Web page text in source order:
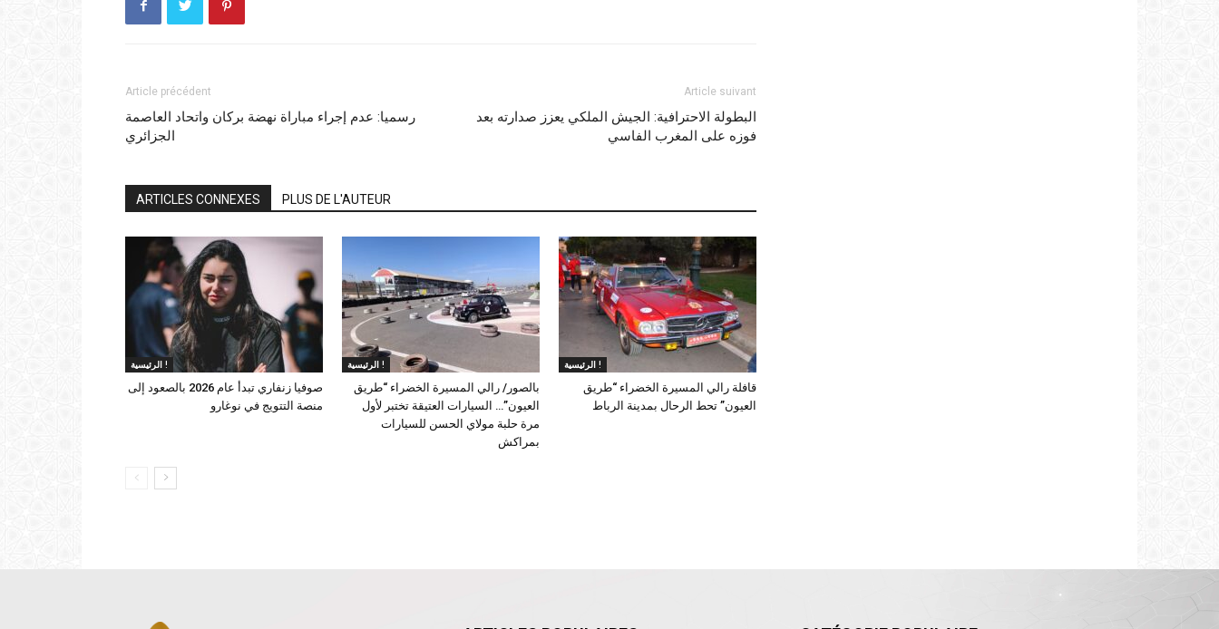
Article précédent
رسميا: عدم إجراء مباراة نهضة بركان واتحاد العاصمة
الجزائري
Article suivant
البطولة الاحترافية: الجيش الملكي يعزز صدارته بعد
فوزه على المغرب الفاسي
ARTICLES CONNEXES PLUS DE L'AUTEUR
الرئيسية !
صوفيا زنفاري تبدأ عام 2026 بالصعود إلى
منصة التتويج في نوغارو
الرئيسية !
بالصور/ رالي المسيرة الخضراء “طريق
العيون”… السيارات العتيقة تختبر لأول
مرة حلبة مولاي الحسن للسيارات
بمراكش
الرئيسية !
قافلة رالي المسيرة الخضراء “طريق
العيون” تحط الرحال بمدينة الرباط